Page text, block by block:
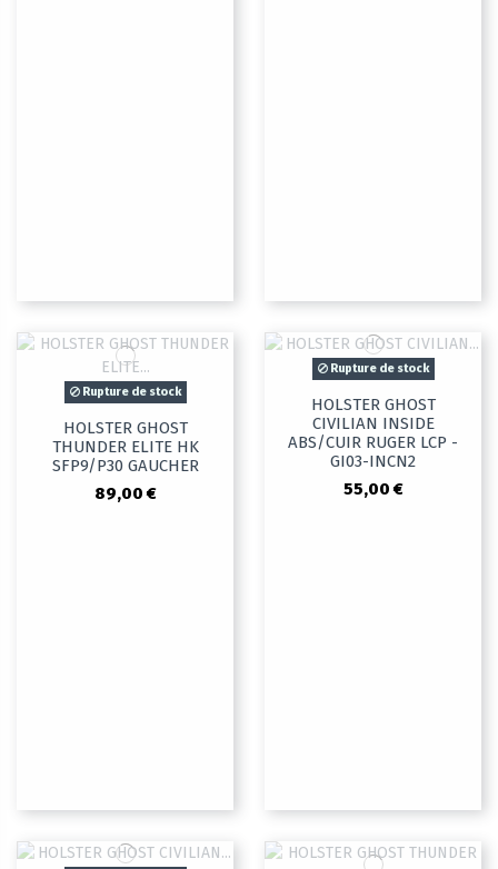
Rupture de stock
HOLSTER GHOST
THUNDER ELITE HK
SFP9/P30 GAUCHER
89,00 €
Rupture de stock
HOLSTER GHOST
CIVILIAN INSIDE
ABS/CUIR RUGER LCP -
GI03-INCN2
55,00 €